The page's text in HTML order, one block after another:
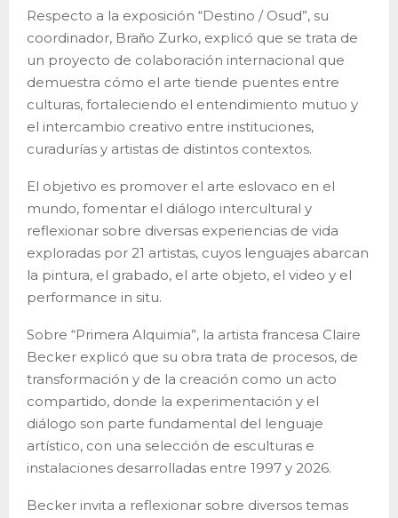
Respecto a la exposición “Destino / Osud”, su
coordinador, Braňo Zurko, explicó que se trata de
un proyecto de colaboración internacional que
demuestra cómo el arte tiende puentes entre
culturas, fortaleciendo el entendimiento mutuo y
el intercambio creativo entre instituciones,
curadurías y artistas de distintos contextos.
El objetivo es promover el arte eslovaco en el
mundo, fomentar el diálogo intercultural y
reflexionar sobre diversas experiencias de vida
exploradas por 21 artistas, cuyos lenguajes abarcan
la pintura, el grabado, el arte objeto, el video y el
performance in situ.
Sobre “Primera Alquimia”, la artista francesa Claire
Becker explicó que su obra trata de procesos, de
transformación y de la creación como un acto
compartido, donde la experimentación y el
diálogo son parte fundamental del lenguaje
artístico, con una selección de esculturas e
instalaciones desarrolladas entre 1997 y 2026.
Becker invita a reflexionar sobre diversos temas